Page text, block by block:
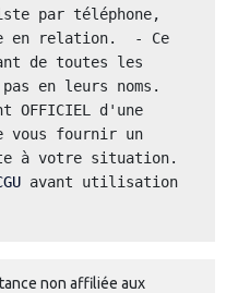
par téléphone,
en relation.  - Ce
de toutes les
en leurs noms.
d'une
vous fournir un
à votre situation.
avant utilisation
non affiliée aux